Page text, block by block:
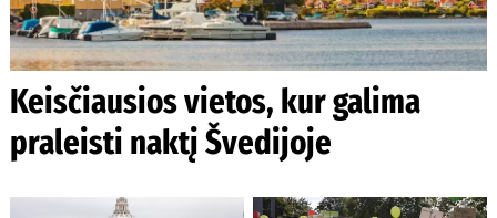
Keisčiausios vietos, kur galima
praleisti naktį Švedijoje